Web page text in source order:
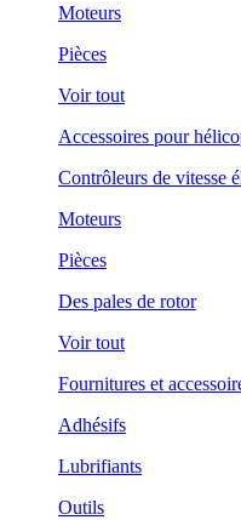
Moteurs
Pièces
Voir tout
Accessoires pour
Contrôleurs de vitesse
Moteurs
Pièces
Des pales de rotor
Voir tout
Fournitures et
Adhésifs
Lubrifiants
Outils